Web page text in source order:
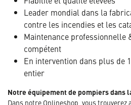
Leader mondial dans la
contre les incendies et les
Maintenance professionnelle
compétent
En intervention dans plus de
entier
Notre équipement de pompiers dans
Dans notre Onlineshop, vous